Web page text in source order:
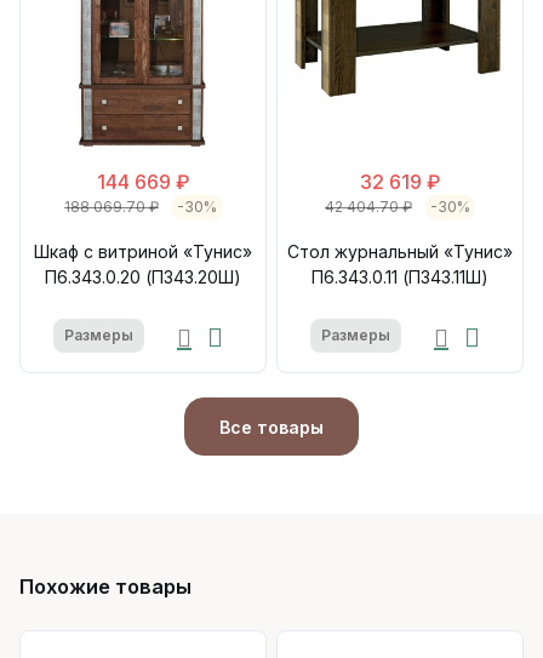
144 669 ₽
188 069.70 ₽ -30%
Шкаф с витриной «Тунис»
П6.343.0.20 (П343.20Ш)
Размеры
32 619 ₽
42 404.70 ₽ -30%
Стол журнальный «Тунис»
П6.343.0.11 (П343.11Ш)
Размеры
Все товары
Похожие товары